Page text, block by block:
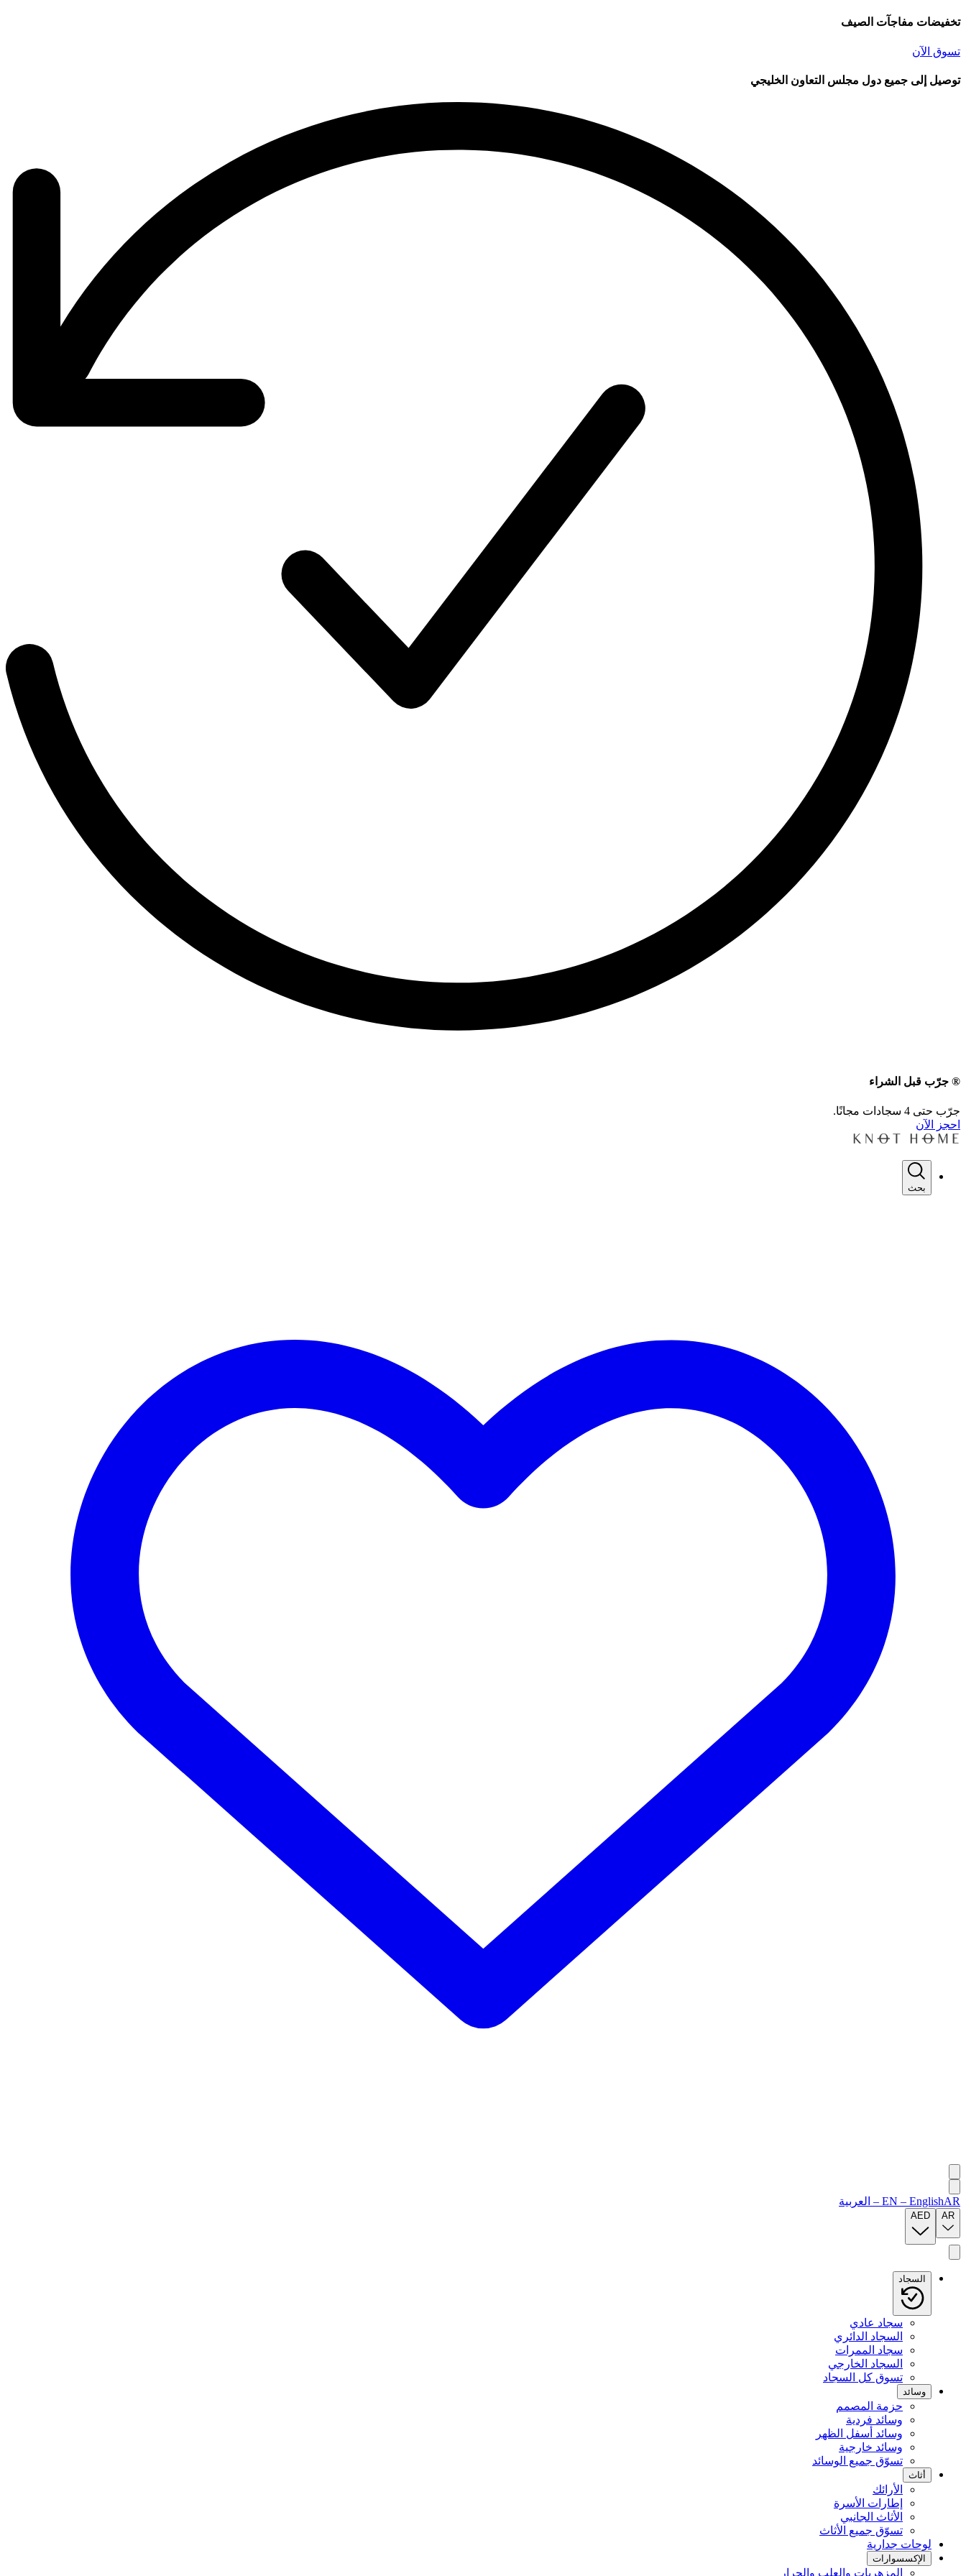
تخفيضات مفاجآت الصيف
تسوق الآن
توصيل إلى جميع دول مجلس التعاون الخليجي
® جرّب قبل الشراء
جرّب حتى 4 سجادات مجانًا.
احجز الآن
بحث
EN – EnglishAR
– العربية
AR
AED
السجاد
سجاد عادي
السجاد الدائري
سجاد الممرات
السجاد الخارجي
تسوق كل السجاد
وسائد
حزمة المصمم
وسائد فردية
وسائد أسفل الظهر
وسائد خارجية
تسوّق جميع الوسائد
أثاث
الأرائك
إطارات الأسرة
الأثاث الجانبي
تسوّق جميع الأثاث
لوحات جدارية
الإكسسوارات
المزهريات والعلب والجرار